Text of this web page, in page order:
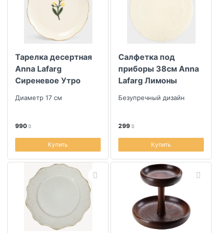
Тарелка десертная
Anna Lafarg
Сиреневое Утро
Диаметр 17 см
990
Купить
Салфетка под
приборы 38см Anna
Lafarg Лимоны
Безупречный дизайн
299
Купить